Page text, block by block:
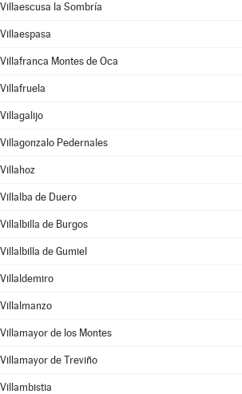
Villaescusa la Sombría
Villaespasa
Villafranca Montes de Oca
Villafruela
Villagalijo
Villagonzalo Pedernales
Villahoz
Villalba de Duero
Villalbilla de Burgos
Villalbilla de Gumiel
Villaldemiro
Villalmanzo
Villamayor de los Montes
Villamayor de Treviño
Villambistia